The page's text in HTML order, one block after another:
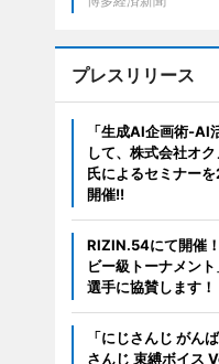
プレスリリース
「生成AI企画術-AI
して、株式会社オ
氏によるセミナー
開催!!
RIZIN.54にて開催
ビー級トーナメン
選手に協賛します！
「にじさんじ がん
さんじ 束縛ボイス